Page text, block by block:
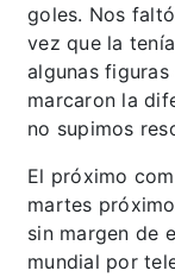
goles. Nos
vez que la
algunas
marcaron la
no supimos
El próximo
martes
sin margen de
mundial por